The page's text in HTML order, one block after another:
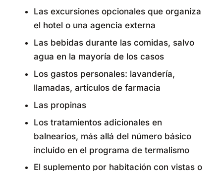
Las excursiones opcionales que organiza
el hotel o una agencia externa
Las bebidas durante las comidas, salvo
agua en la mayoría de los casos
Los gastos personales: lavandería,
llamadas, artículos de farmacia
Las propinas
Los tratamientos adicionales en
balnearios, más allá del número básico
incluido en el programa de termalismo
El suplemento por habitación con vistas o